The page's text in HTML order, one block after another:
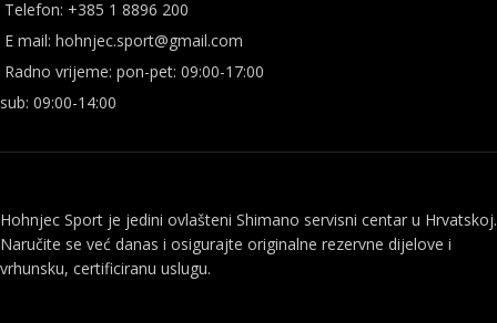
Telefon: +385 1 8896 200
E mail: hohnjec.sport@gmail.com
Radno vrijeme: pon-pet: 09:00-17:00
sub: 09:00-14:00
Hohnjec Sport je jedini ovlašteni Shimano servisni centar u Hrvatskoj.
Naručite se već danas i osigurajte originalne rezervne dijelove i
vrhunsku, certificiranu uslugu.